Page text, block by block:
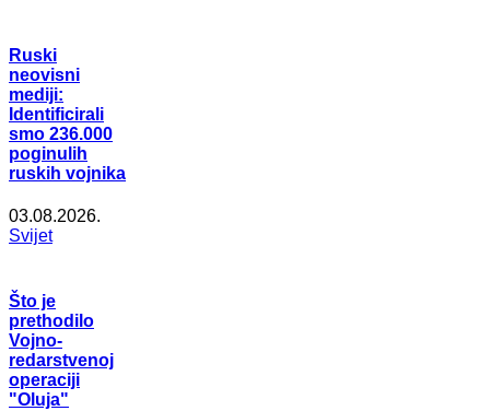
Ruski
neovisni
mediji:
Identificirali
smo 236.000
poginulih
ruskih vojnika
03.08.2026.
Svijet
Što je
prethodilo
Vojno-
redarstvenoj
operaciji
"Oluja"